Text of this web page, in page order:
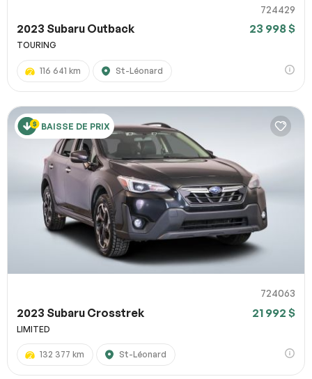
724429
2023 Subaru Outback 23 998 $
TOURING
116 641 km St-Léonard
BAISSE DE PRIX
724063
2023 Subaru Crosstrek 21 992 $
LIMITED
132 377 km St-Léonard